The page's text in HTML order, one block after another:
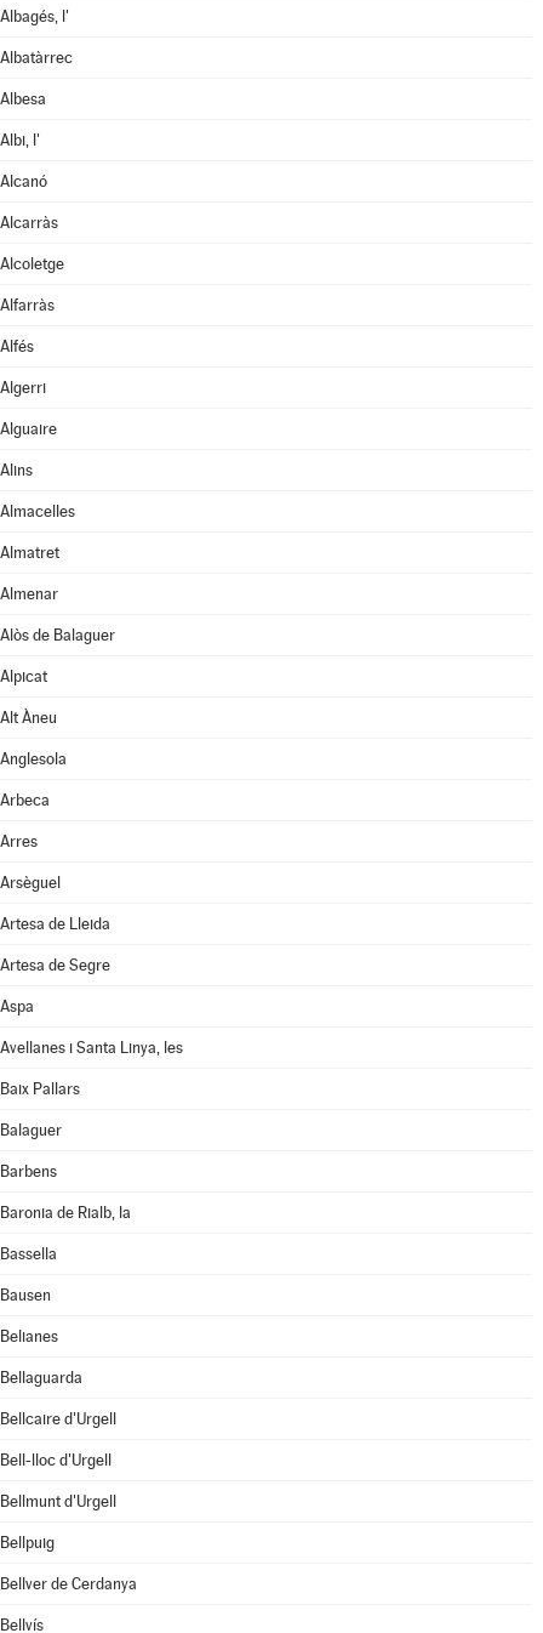
Albagés, l'
Albatàrrec
Albesa
Albi, l'
Alcanó
Alcarràs
Alcoletge
Alfarràs
Alfés
Algerri
Alguaire
Alins
Almacelles
Almatret
Almenar
Alòs de Balaguer
Alpicat
Alt Àneu
Anglesola
Arbeca
Arres
Arsèguel
Artesa de Lleida
Artesa de Segre
Aspa
Avellanes i Santa Linya, les
Baix Pallars
Balaguer
Barbens
Baronia de Rialb, la
Bassella
Bausen
Belianes
Bellaguarda
Bellcaire d'Urgell
Bell-lloc d'Urgell
Bellmunt d'Urgell
Bellpuig
Bellver de Cerdanya
Bellvís